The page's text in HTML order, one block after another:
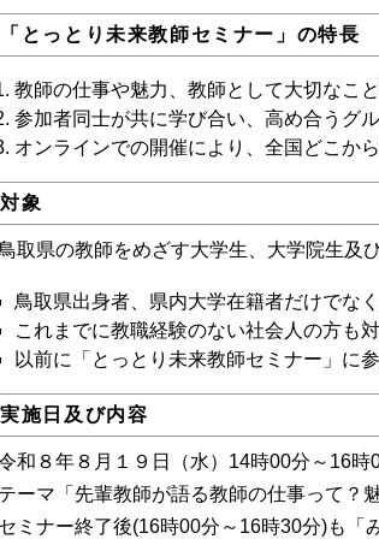
「とっとり未来教師セミナー」の特長
教師の仕事や魅力、教師として大切なこ
参加者同士が共に学び合い、高め合うグ
オンラインでの開催により、全国どこか
象
鳥取県の教師をめざす大学生、大学院生及
鳥取県出身者、県内大学在籍者だけでな
これまでに教職経験のない社会人の方も
以前に「とっとり未来教師セミナー」に
施日及び内容
和８年８月１９日（水）14時00分～16時
テーマ「先輩教師が語る教師の仕事って？
セミナー終了後(16時00分～16時30分)も